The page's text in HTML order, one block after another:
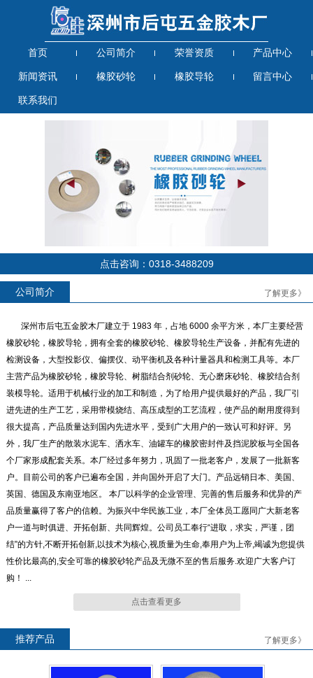
首页 公司简介 荣誉资质 产品中心
新闻资讯 橡胶砂轮 橡胶导轮 留言中心
联系我们
点击咨询：0318-3488209
公司简介 了解更多》
深州市后屯五金胶木厂建立于 1983 年，占地 6000 余平方米，本厂主要经营
橡胶砂轮，橡胶导轮，拥有全套的橡胶砂轮、橡胶导轮生产设备，并配有先进的
检测设备，大型投影仪、偏摆仪、动平衡机及各种计量器具和检测工具等。本厂
主营产品为橡胶砂轮，橡胶导轮、树脂结合剂砂轮、无心磨床砂轮、橡胶结合剂
装模导轮。适用于机械行业的加工和制造，为了给用户提供最好的产品，我厂引
进先进的生产工艺，采用带模烧结、高压成型的工艺流程，使产品的耐用度得到
很大提高，产品质量达到国内先进水平，受到广大用户的一致认可和好评。另
外，我厂生产的散装水泥车、洒水车、油罐车的橡胶密封件及挡泥胶板与全国各
个厂家形成配套关系。本厂经过多年努力，巩固了一批老客户，发展了一批新客
户。目前公司的客户已遍布全国，并向国外开启了大门。产品远销日本、美国、
英国、德国及东南亚地区。 本厂以科学的企业管理、完善的售后服务和优异的产
品质量赢得了客户的信赖。为振兴中华民族工业，本厂全体员工愿同广大新老客
户一道与时俱进、开拓创新、共同辉煌。公司员工奉行“进取，求实，严谨，团
结”的方针,不断开拓创新,以技术为核心,视质量为生命,奉用户为上帝,竭诚为您提供
性价比最高的,安全可靠的橡胶砂轮产品及无微不至的售后服务.欢迎广大客户订
购！ ...
点击查看更多
推荐产品 了解更多》
橡胶砂轮 橡胶砂轮
橡胶砂轮 橡胶砂轮
橡胶导轮 橡胶导轮